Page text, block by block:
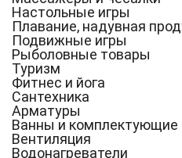
Настольные игры
Плавание, надувная
Подвижные игры
Рыболовные товары
Туризм
Фитнес и йога
Сантехника
Арматуры
Ванны и комплектующие
Вентиляция
Водонагреватели